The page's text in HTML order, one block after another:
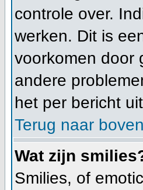
controle over.
werken. Dit is
voorkomen door
andere
het per bericht
Terug naar boven
Wat zijn
Smilies, of